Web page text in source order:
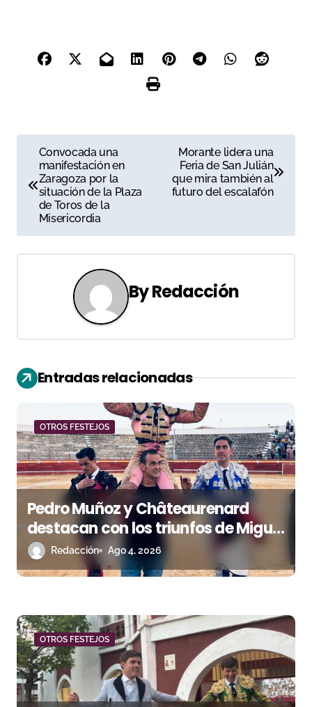
a
e
g
i
ó
d
e
e
n
r
d
a
s
Convocada una
manifestación en
Zaragoza por la
situación de la Plaza
de Toros de la
Misericordia
Morante lidera una
Feria de San Julián
que mira también al
futuro del escalafón
ByRedacción
Entradas relacionadas
OTROS FESTEJOS
Pedro Muñoz y Châteaurenard
destacan con los triunfos de Miguel
Andrades e Ismael Martín
Redacción Ago 4, 2026
OTROS FESTEJOS